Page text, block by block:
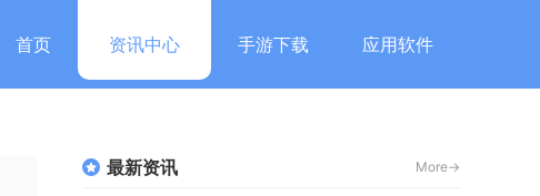
首页 资讯中心 手游下载 应用软件
最新资讯 More->